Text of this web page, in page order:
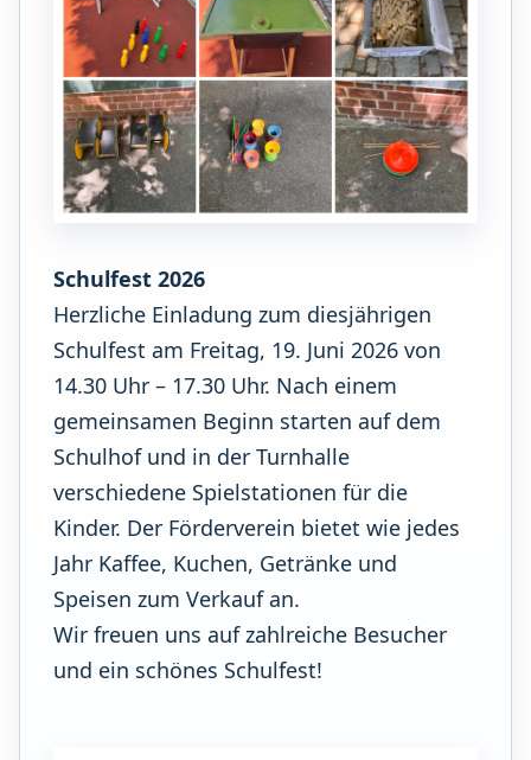
Schulfest 2026
Herzliche Einladung zum diesjährigen
Schulfest am Freitag, 19. Juni 2026 von
14.30 Uhr – 17.30 Uhr. Nach einem
gemeinsamen Beginn starten auf dem
Schulhof und in der Turnhalle
verschiedene Spielstationen für die
Kinder. Der Förderverein bietet wie jedes
Jahr Kaffee, Kuchen, Getränke und
Speisen zum Verkauf an.
Wir freuen uns auf zahlreiche Besucher
und ein schönes Schulfest!